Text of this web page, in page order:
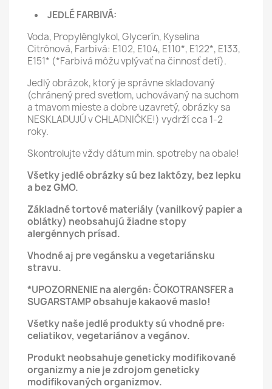
JEDLÉ FARBIVÁ:
Voda, Propylénglykol, Glycerín, Kyselina
Citrónová, Farbivá: E102, E104, E110*, E122*, E133,
E151* (*Farbivá môžu vplývať na činnosť detí).
Jedlý obrázok, ktorý je správne skladovaný
(chránený pred svetlom, uchovávaný na suchom
a tmavom mieste a dobre uzavretý, obrázky sa
NESKLADUJÚ v CHLADNIČKE!) vydrží cca 1-2
roky.
Skontrolujte vždy dátum min. spotreby na obale!
Všetky jedlé obrázky sú bez laktózy, bez lepku
a bez GMO.
Základné tortové materiály (vanilkový papier a
oblátky) neobsahujú žiadne stopy
alergénnych prísad.
Vhodné aj pre vegánsku a vegetariánsku
stravu.
*UPOZORNENIE na alergén: ČOKOTRANSFER a
SUGARSTAMP obsahuje kakaové maslo!
Všetky naše jedlé produkty sú vhodné pre:
celiatikov, vegetariánov a vegánov.
Produkt neobsahuje geneticky modifikované
organizmy a nie je zdrojom geneticky
modifikovaných organizmov.